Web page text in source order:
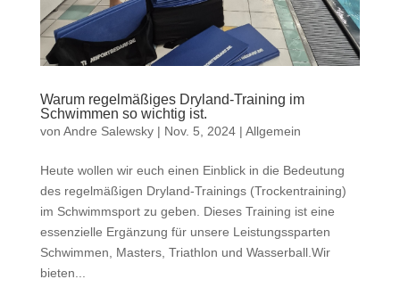
Warum regelmäßiges Dryland-Training im
Schwimmen so wichtig ist.
von Andre Salewsky| Nov. 5, 2024| Allgemein
Heute wollen wir euch einen Einblick in die Bedeutung
des regelmäßigen Dryland-Trainings (Trockentraining)
im Schwimmsport zu geben. Dieses Training ist eine
essenzielle Ergänzung für unsere Leistungssparten
Schwimmen, Masters, Triathlon und Wasserball.Wir
bieten...